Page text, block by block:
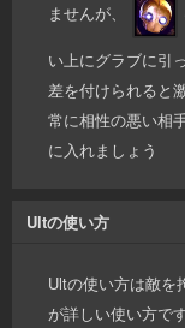
ませんが、
い上にグラブに引
差を付けられると
常に相性の悪い相
に入れましょう
Ultの使い方
Ultの使い方は敵を
が詳しい使い方で